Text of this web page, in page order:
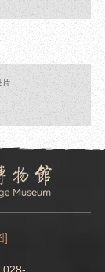
片
]